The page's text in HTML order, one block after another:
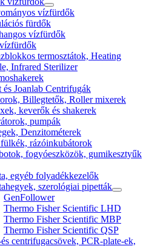
vízfürdők
fürdők
vízfürdők
termosztátok, Heating
Infrared Sterilizer
és Joanlab Centrifugák
Billegtetők, Roller mixerek
keverők és shakerek
pumpák
Denzitométerek
rázóinkubátorok
fogyóeszközök, gumikesztyűk
egyéb folyadékkezelők
szerológiai pipetták
GenFollower
Thermo Fisher Scientific LHD
Thermo Fisher Scientific MBP
Thermo Fisher Scientific QSP
centrifugacsövek, PCR-plate-ek,